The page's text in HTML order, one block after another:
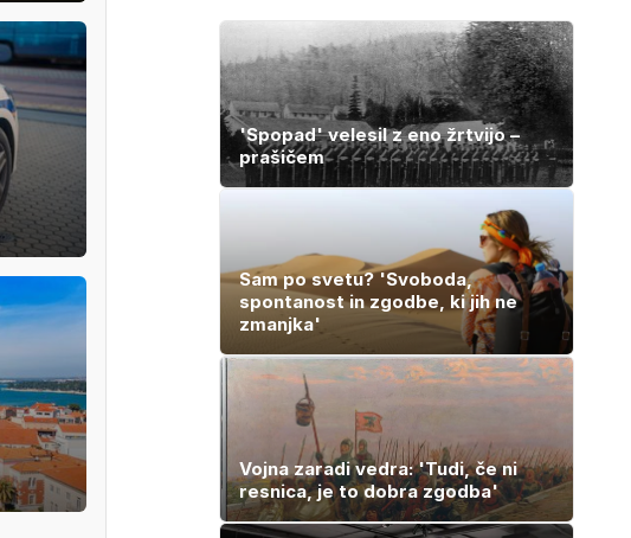
'Spopad' velesil z eno žrtvijo –
prašičem
Sam po svetu? 'Svoboda,
spontanost in zgodbe, ki jih ne
zmanjka'
Vojna zaradi vedra: 'Tudi, če ni
resnica, je to dobra zgodba'